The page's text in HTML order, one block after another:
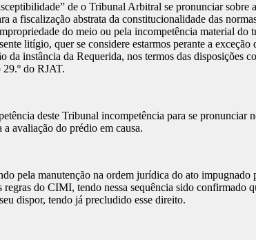
de o Tribunal Arbitral se pronunciar
a fiscalização abstrata da constitucionalidade das
do meio ou pela incompetência material
litígio, quer se considere estarmos perante a
instância da Requerida, nos termos das disposições
do RJAT.
deste Tribunal incompetência para se pronunciar
avaliação do prédio em causa.
pela manutenção na ordem jurídica do ato
do CIMI, tendo nessa sequência sido confirmado
dispor, tendo já precludido esse direito.